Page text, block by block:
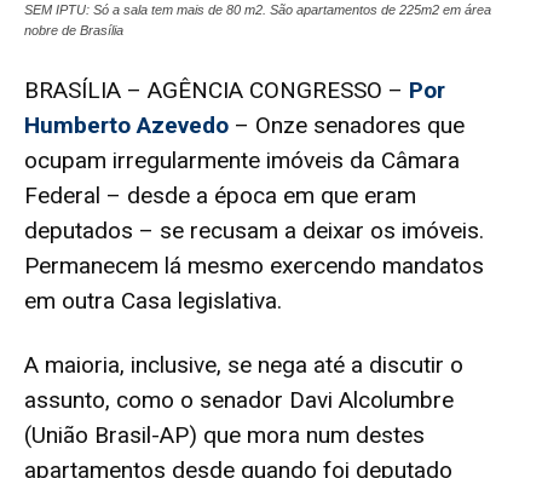
SEM IPTU: Só a sala tem mais de 80 m2. São apartamentos de 225m2 em área
nobre de Brasília
BRASÍLIA – AGÊNCIA CONGRESSO – Por
Humberto Azevedo – Onze senadores que
ocupam irregularmente imóveis da Câmara
Federal – desde a época em que eram
deputados – se recusam a deixar os imóveis.
Permanecem lá mesmo exercendo mandatos
em outra Casa legislativa.
A maioria, inclusive, se nega até a discutir o
assunto, como o senador Davi Alcolumbre
(União Brasil-AP) que mora num destes
apartamentos desde quando foi deputado